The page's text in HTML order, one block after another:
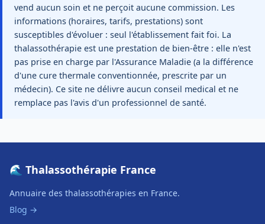
vend aucun soin et ne perçoit aucune commission. Les
informations (horaires, tarifs, prestations) sont
susceptibles d'évoluer : seul l'établissement fait foi. La
thalassothérapie est une prestation de bien-être : elle n'est
pas prise en charge par l'Assurance Maladie (a la différence
d'une cure thermale conventionnée, prescrite par un
médecin). Ce site ne délivre aucun conseil medical et ne
remplace pas l'avis d'un professionnel de santé.
🌊 Thalassothérapie France
Annuaire des thalassothérapies en France.
Blog →